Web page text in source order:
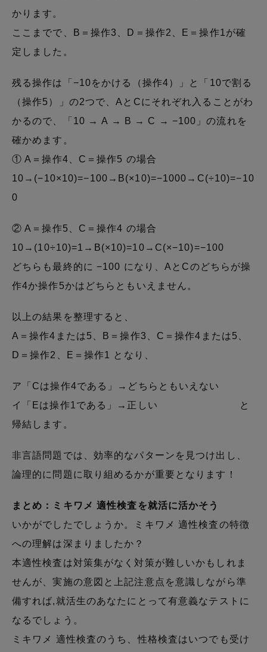
かります。
ここまでで、B＝操作3、D＝操作2、E＝操作1が確
定しました。
残る操作は「−10をかける（操作4）」と「10で割る
（操作5）」の2つで、AとCにそれぞれ入ることがわ
かるので、「10 → A → B → C → −100」の流れを
確かめます。
① A＝操作4、C＝操作5 の場合
10→(−10×10)=−100→B(×10)=−1000→C(÷10)=−10
0
② A＝操作5、C＝操作4 の場合
10→(10÷10)=1→B(×10)=10→C(×−10)=−100
どちらも最終的に −100 になり、AとCのどちらが操
作4か操作5かはどちらともいえません。
以上の結果を整理すると、
A＝操作4または5、B＝操作3、C＝操作4または5、
D＝操作2、E＝操作1 となり、
ア「Cは操作4である」→どちらともいえない
イ「Eは操作1である」→正しい と
帰結します。
非言語問題では、効率的なパターンを見つけ出し、
論理的に問題に取り組めるかが重要となります！
まとめ：ミキワメ 適性検査を就活に活かそう
いかがでしたでしょうか。ミキワメ 適性検査の特徴
への理解は深まりましたか？
本適性検査は対策集がなく対策が難しいかもしれま
せんが、実施の意図と上記注意点を意識しながら準
備すれば,就活生のあなたにとって有意義なテストに
なるでしょう。
ミキワメ 適性検査のうち、性格検査はいつでも受け